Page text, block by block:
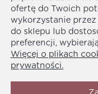
ofertę do Twoich
wykorzystanie
do sklepu lub
preferencji,
Więcej o plikach
prywatności.